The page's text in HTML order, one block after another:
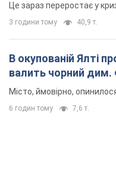
Це зараз переростає у
3 години тому 40,9 т.
В окупованій Ялті
валить чорний дим.
Місто, ймовірно,
6 годин тому 7,6 т.